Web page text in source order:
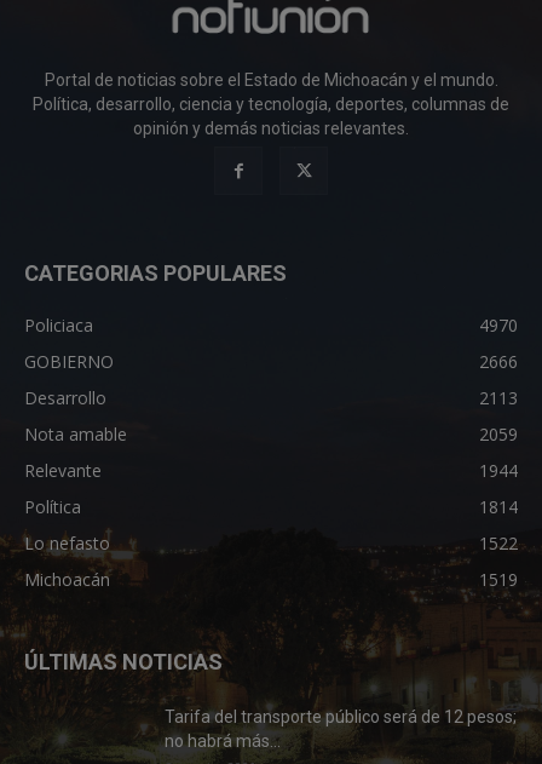
Portal de noticias sobre el Estado de Michoacán y el mundo.
Política, desarrollo, ciencia y tecnología, deportes, columnas de
opinión y demás noticias relevantes.
CATEGORIAS POPULARES
Policiaca
4970
GOBIERNO
2666
Desarrollo
2113
Nota amable
2059
Relevante
1944
Política
1814
Lo nefasto
1522
Michoacán
1519
ÚLTIMAS NOTICIAS
Tarifa del transporte público será de 12 pesos;
no habrá más...